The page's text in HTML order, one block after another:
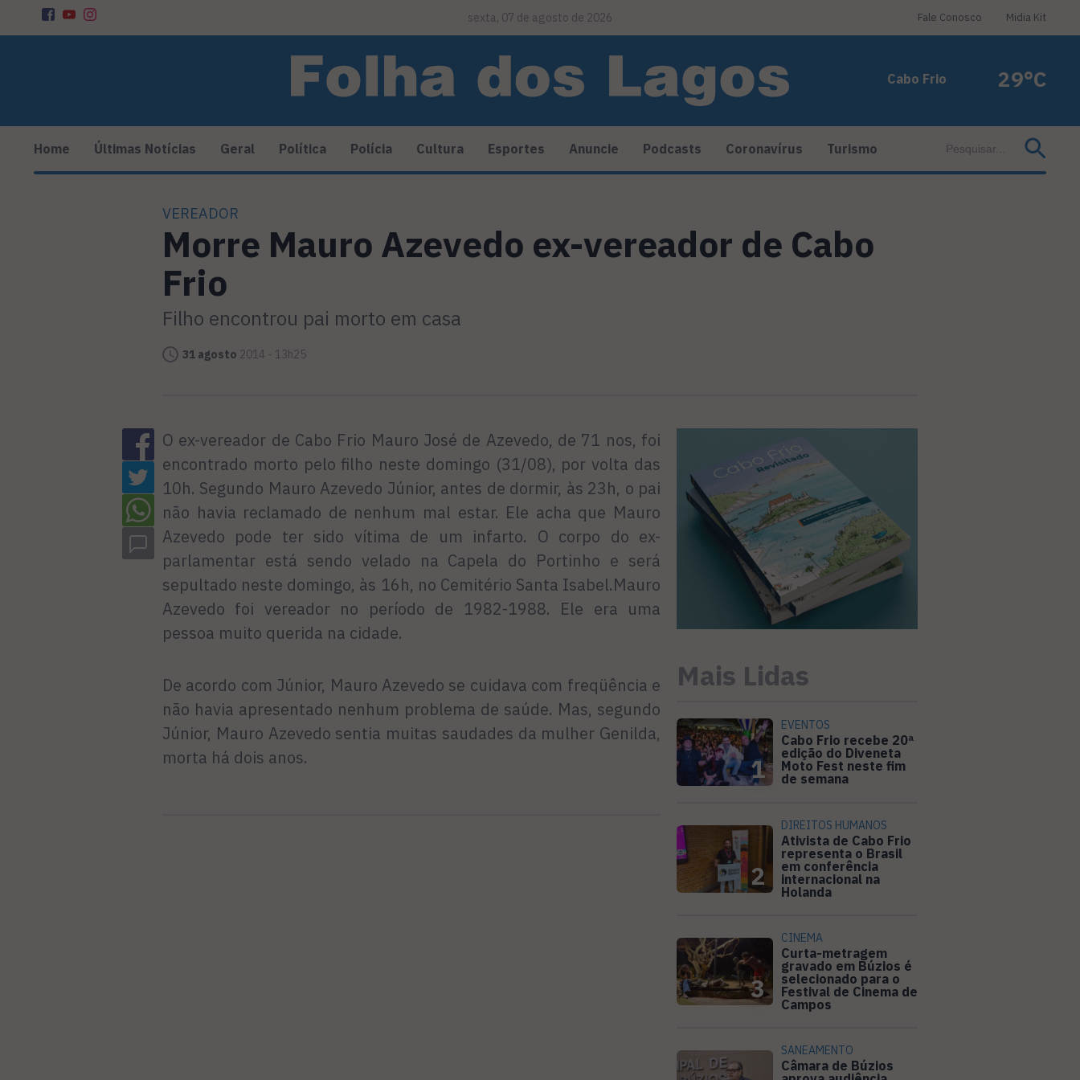
sexta, 07 de agosto de 2026 Fale Conosco Midia Kit
Cabo Frio 29°C
Home Últimas Notícias Geral Política Polícia Cultura Esportes Anuncie Podcasts Coronavírus Turismo
VEREADOR
Morre Mauro Azevedo ex-vereador de Cabo
Frio
Filho encontrou pai morto em casa
31 agosto 2014 - 13h25
O ex-vereador de Cabo Frio Mauro José de Azevedo, de 71 nos, foi
encontrado morto pelo filho neste domingo (31/08), por volta das
10h. Segundo Mauro Azevedo Júnior, antes de dormir, às 23h, o pai
não havia reclamado de nenhum mal estar. Ele acha que Mauro
Azevedo pode ter sido vítima de um infarto. O corpo do ex-
parlamentar está sendo velado na Capela do Portinho e será
sepultado neste domingo, às 16h, no Cemitério Santa Isabel.Mauro
Azevedo foi vereador no período de 1982-1988. Ele era uma
pessoa muito querida na cidade.
De acordo com Júnior, Mauro Azevedo se cuidava com freqüência e
não havia apresentado nenhum problema de saúde. Mas, segundo
Júnior, Mauro Azevedo sentia muitas saudades da mulher Genilda,
morta há dois anos.
Mais Lidas
1
EVENTOS
Cabo Frio recebe 20ª
edição do Diveneta
Moto Fest neste fim
de semana
2
DIREITOS HUMANOS
Ativista de Cabo Frio
representa o Brasil
em conferência
internacional na
Holanda
3
CINEMA
Curta-metragem
gravado em Búzios é
selecionado para o
Festival de Cinema de
Campos
SANEAMENTO
Câmara de Búzios